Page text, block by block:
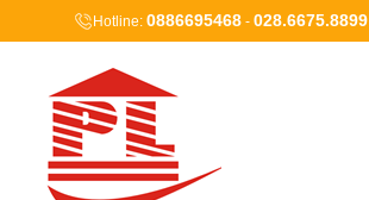
Hotline: 0886695468- 028.6675.8899